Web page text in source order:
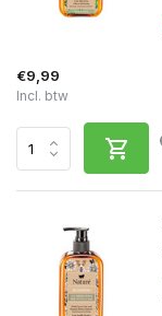
€9,99
Incl. btw